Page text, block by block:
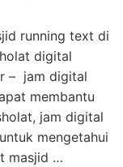
running text di
digital
– jam digital
membantu
jam digital
mengetahui
masjid …